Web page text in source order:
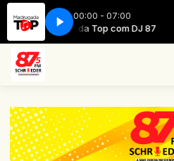
00:00 - 07:00
Madrugada Top com DJ 87